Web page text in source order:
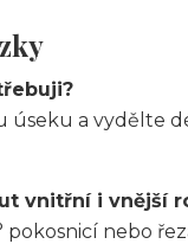
úseku a vydělte
vnitřní i vnější
pokosnicí nebo